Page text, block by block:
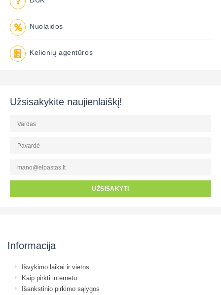
Nuolaidos
Kelionių agentūros
Užsisakykite naujienlaiškį!
UŽSISAKYTI
Informacija
Išvykimo laikai ir vietos
Kaip pirkti internetu
Išankstinio pirkimo sąlygos